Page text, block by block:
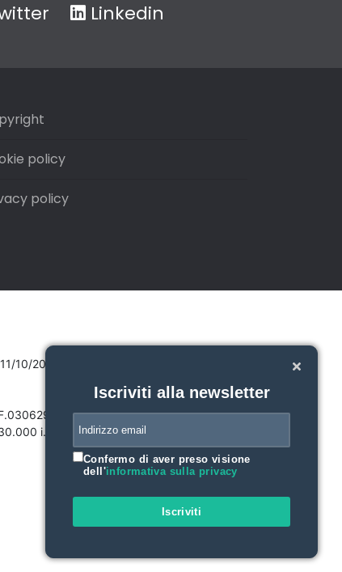
Linkedin
policy
policy
10/2007
i.v.
Iscriviti alla newsletter
Confermo di aver preso visione
dell'informativa sulla privacy
Iscriviti